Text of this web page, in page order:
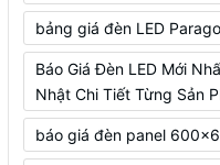
bảng giá đèn LED
Báo Giá Đèn LED Mới
Nhật Chi Tiết Từng Sản
báo giá đèn panel